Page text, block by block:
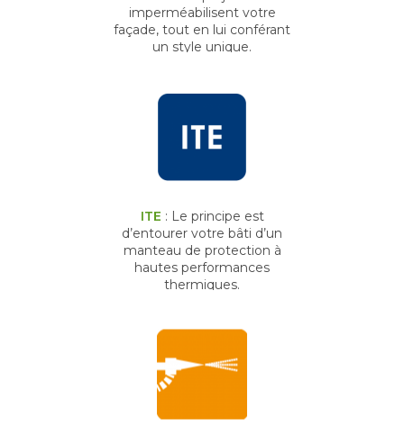
imperméabilisent votre
façade, tout en lui conférant
un style unique.
ITE : Le principe est
d’entourer votre bâti d’un
manteau de protection à
hautes performances
thermiques.